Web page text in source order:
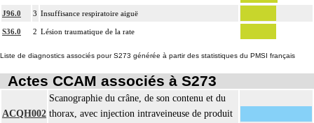
J96.0 3 Insuffisance respiratoire aiguë
S36.0 2 Lésion traumatique de la rate
Liste de diagnostics associés pour S273 générée à partir des statistiques du PMSI français
Actes CCAM associés à S273
ACQH002
Scanographie du crâne, de son contenu et du
thorax, avec injection intraveineuse de produit